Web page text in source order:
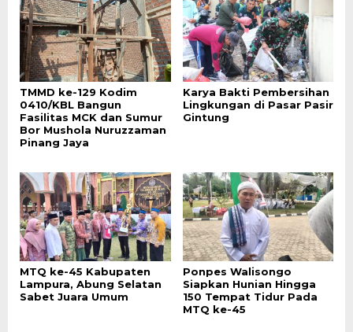
TMMD ke-129 Kodim
0410/KBL Bangun
Fasilitas MCK dan Sumur
Bor Mushola Nuruzzaman
Pinang Jaya
Karya Bakti Pembersihan
Lingkungan di Pasar Pasir
Gintung
MTQ ke-45 Kabupaten
Lampura, Abung Selatan
Sabet Juara Umum
Ponpes Walisongo
Siapkan Hunian Hingga
150 Tempat Tidur Pada
MTQ ke-45